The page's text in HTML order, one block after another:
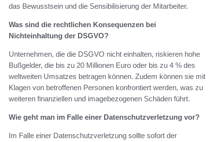
das Bewusstsein und die Sensibilisierung der Mitarbeiter.
Was sind die rechtlichen Konsequenzen bei
Nichteinhaltung der DSGVO?
Unternehmen, die die DSGVO nicht einhalten, riskieren hohe
Bußgelder, die bis zu 20 Millionen Euro oder bis zu 4 % des
weltweiten Umsatzes betragen können. Zudem können sie mit
Klagen von betroffenen Personen konfrontiert werden, was zu
weiteren finanziellen und imagebezogenen Schäden führt.
Wie geht man im Falle einer Datenschutzverletzung vor?
Im Falle einer Datenschutzverletzung sollte sofort der